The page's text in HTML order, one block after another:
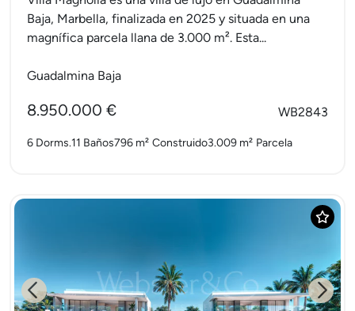
Baja, Marbella, finalizada en 2025 y situada en una
magnífica parcela llana de 3.000 m². Esta...
Guadalmina Baja
8.950.000 € WB2843
6 Dorms.11 Baños796 m² Construido3.009 m² Parcela
Previous Next